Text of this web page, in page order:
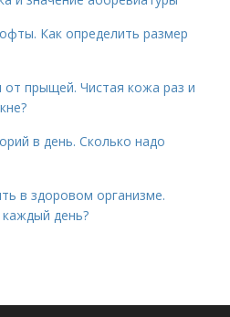
Как определить размер
от прыщей. Чистая кожа раз и
в день. Сколько надо
в здоровом организме.
день?